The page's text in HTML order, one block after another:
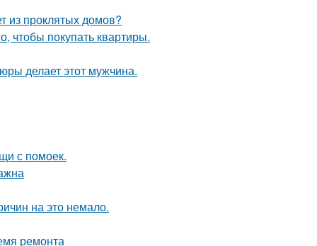
из проклятых домов?
чтобы покупать квартиры.
делает этот мужчина.
с помоек.
на это немало.
ремонта